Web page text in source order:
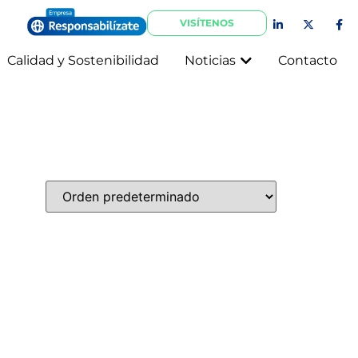
VISÍTENOS
Calidad y Sostenibilidad Noticias Contacto